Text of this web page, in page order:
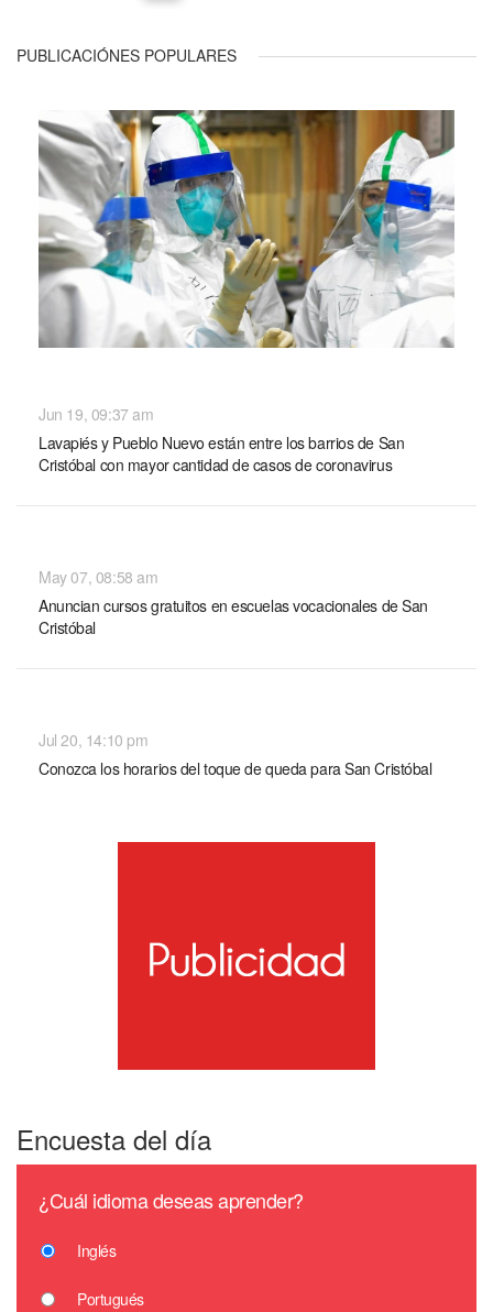
PUBLICACIÓNES POPULARES
Jun 19, 09:37 am
Lavapiés y Pueblo Nuevo están entre los barrios de San
Cristóbal con mayor cantidad de casos de coronavirus
May 07, 08:58 am
Anuncian cursos gratuitos en escuelas vocacionales de San
Cristóbal
Jul 20, 14:10 pm
Conozca los horarios del toque de queda para San Cristóbal
Encuesta del día
¿Cuál idioma deseas aprender?
Inglés
Portugués